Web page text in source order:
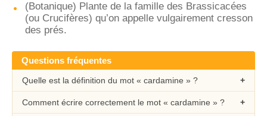
(Botanique) Plante de la famille des Brassicacées
(ou Crucifères) qu’on appelle vulgairement cresson
des prés.
Questions fréquentes
Quelle est la définition du mot « cardamine » ?
Comment écrire correctement le mot « cardamine » ?